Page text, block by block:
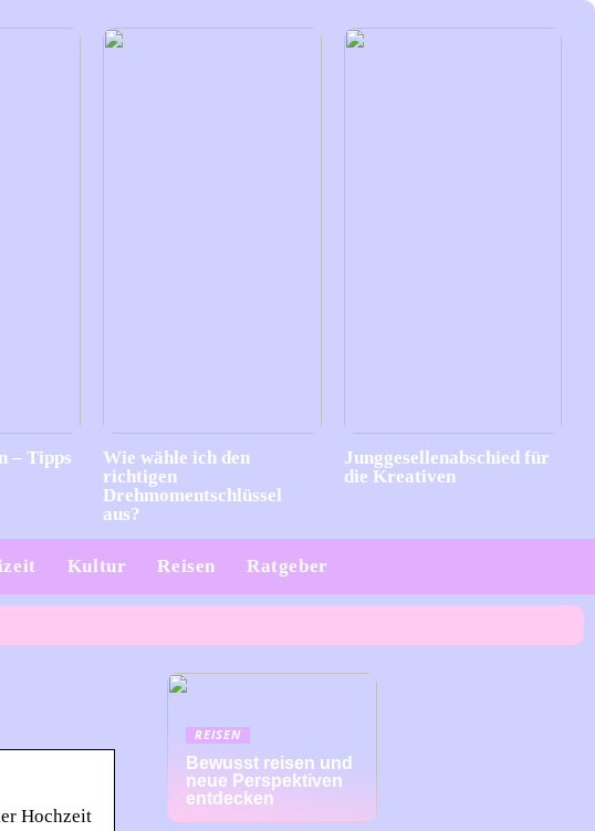
– Tipps
Wie wähle ich den
richtigen
Drehmomentschlüssel
aus?
Junggesellenabschied für
die Kreativen
Kultur Reisen Ratgeber
Hochzeit
REISEN
Bewusst reisen und
neue Perspektiven
entdecken